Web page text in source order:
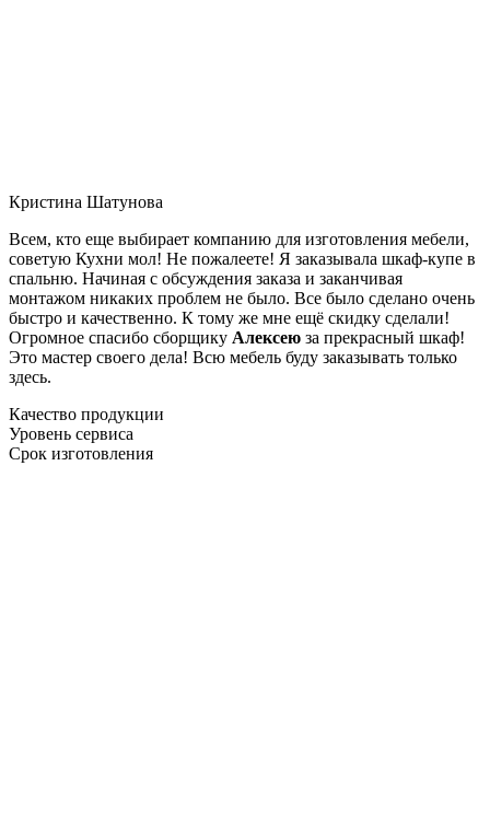
Кристина Шатунова
Всем, кто еще выбирает компанию для изготовления мебели,
советую Кухни мол! Не пожалеете! Я заказывала шкаф-купе в
спальню. Начиная с обсуждения заказа и заканчивая
монтажом никаких проблем не было. Все было сделано очень
быстро и качественно. К тому же мне ещё скидку сделали!
Огромное спасибо сборщику Алексею за прекрасный шкаф!
Это мастер своего дела! Всю мебель буду заказывать только
здесь.
Качество продукции
Уровень сервиса
Срок изготовления